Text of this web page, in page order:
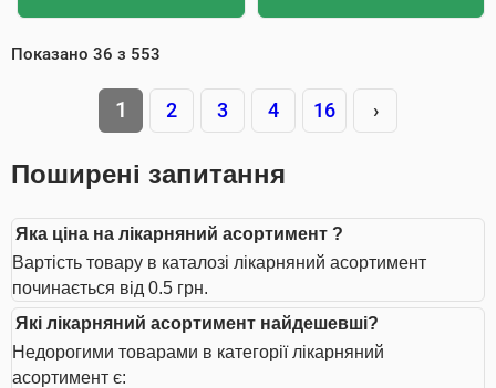
Показано 36 з 553
1 2 3 4 16 ›
Поширені запитання
Яка ціна на лікарняний асортимент ?
Вартість товару в каталозі лікарняний асортимент
починається від 0.5 грн.
Які лікарняний асортимент найдешевші?
Недорогими товарами в категорії лікарняний
асортимент є: